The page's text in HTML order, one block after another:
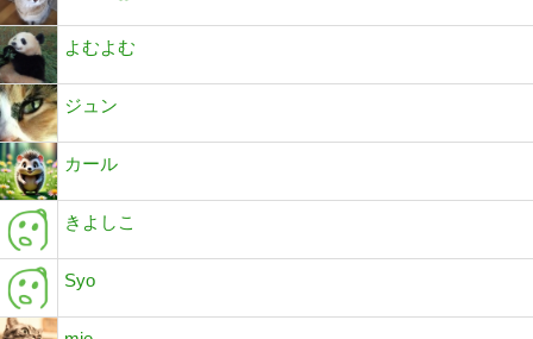
よむよむ
ジュン
カール
きよしこ
Syo